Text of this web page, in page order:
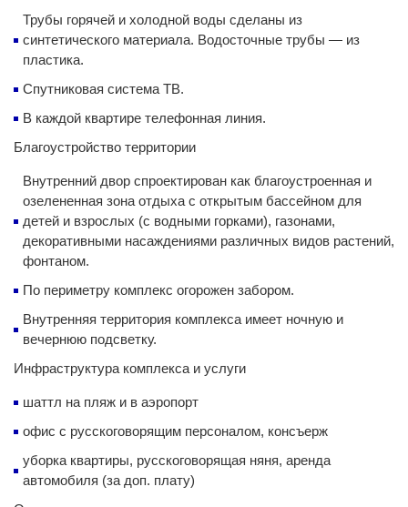
Трубы горячей и холодной воды сделаны из
синтетического материала. Водосточные трубы — из
пластика.
Спутниковая система ТВ.
В каждой квартире телефонная линия.
Благоустройство территории
Внутренний двор спроектирован как благоустроенная и
озелененная зона отдыха с открытым бассейном для
детей и взрослых (с водными горками), газонами,
декоративными насаждениями различных видов растений,
фонтаном.
По периметру комплекс огорожен забором.
Внутренняя территория комплекса имеет ночную и
вечернюю подсветку.
Инфраструктура комплекса и услуги
шаттл на пляж и в аэропорт
офис с русскоговорящим персоналом, консъерж
уборка квартиры, русскоговорящая няня, аренда
автомобиля (за доп. плату)